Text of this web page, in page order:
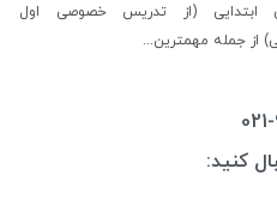
(از
تدریس خصوصی اول
) از جمله مهمترین...
کنید: